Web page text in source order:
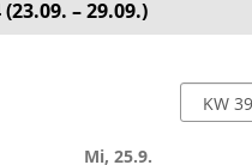
– 29.09.)
Mi, 25.9.